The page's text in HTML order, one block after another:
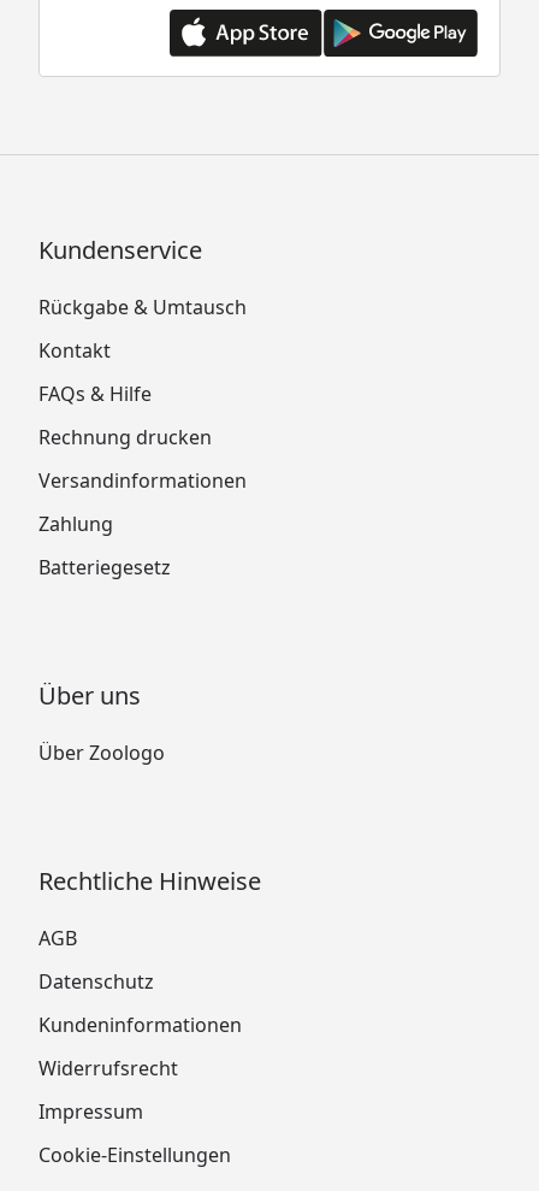
Kundenservice
Rückgabe & Umtausch
Kontakt
FAQs & Hilfe
Rechnung drucken
Versandinformationen
Zahlung
Batteriegesetz
Über uns
Über Zoologo
Rechtliche Hinweise
AGB
Datenschutz
Kundeninformationen
Widerrufsrecht
Impressum
Cookie-Einstellungen